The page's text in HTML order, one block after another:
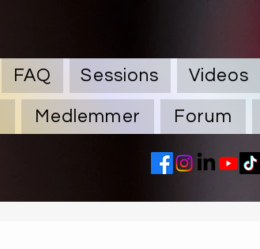
FAQ Sessions Videos
Medlemmer Forum